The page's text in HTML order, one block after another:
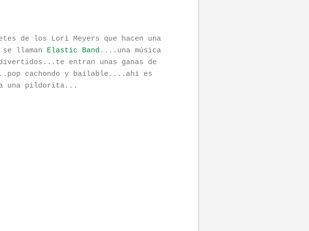
de los Lori Meyers que hacen una
llaman Elastic Band ....una música
entran unas ganas de
cachondo y bailable....ahí es
una pildorita...